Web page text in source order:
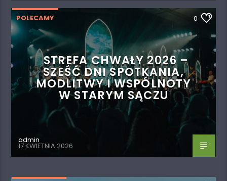
POLECAMY 0
STREFA CHWAŁY 2026 –
SZEŚĆ DNI SPOTKANIA,
MODLITWY I WSPÓLNOTY
W STARYM SĄCZU
admin
17 KWIETNIA 2026